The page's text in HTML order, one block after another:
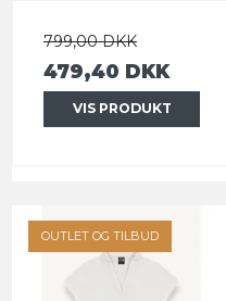
799,00 DKK
479,40 DKK
VIS PRODUKT
OUTLET OG TILBUD